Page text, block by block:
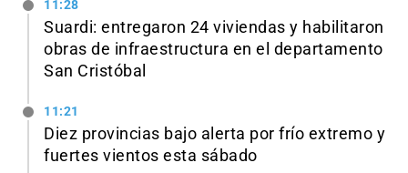
11:28
Suardi: entregaron 24 viviendas y habilitaron
obras de infraestructura en el departamento
San Cristóbal
11:21
Diez provincias bajo alerta por frío extremo y
fuertes vientos esta sábado